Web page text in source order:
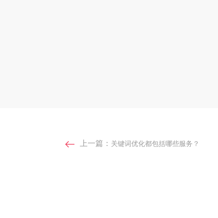
上一篇： 关键词优化都包括哪些服务？